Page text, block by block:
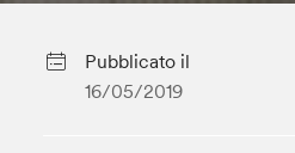
Pubblicato il
16/05/2019